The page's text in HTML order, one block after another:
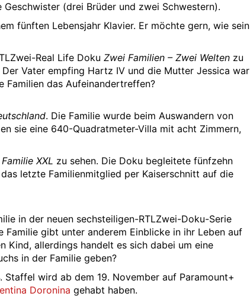
(drei Brüder und zwei Schwestern).
fünften Lebensjahr Klavier. Er möchte gern, wie sein
Real Life Doku Zwei Familien – Zwei Welten zu
Vater empfing Hartz IV und die Mutter Jessica war
Familien das Aufeinandertreffen?
. Die Familie wurde beim Auswandern von
sie eine 640-Quadratmeter-Villa mit acht Zimmern,
XXL zu sehen. Die Doku begleitete fünfzehn
letzte Familienmitglied per Kaiserschnitt auf die
in der neuen sechsteiligen-RTLZwei-Doku-Serie
Familie gibt unter anderem Einblicke in ihr Leben auf
Kind, allerdings handelt es sich dabei um eine
in der Familie geben?
Staffel wird ab dem 19. November auf Paramount+
Doronina gehabt haben.